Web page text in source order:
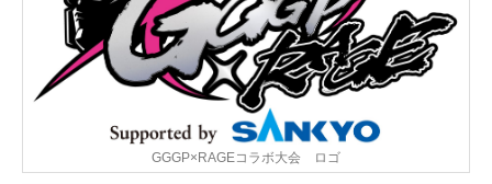
GGGP×RAGEコラボ大会 ロゴ